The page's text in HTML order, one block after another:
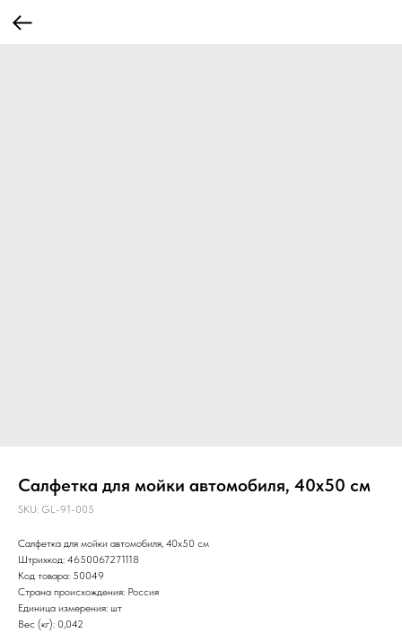
Салфетка для мойки автомобиля, 40х50 см
SKU: GL-91-005
Салфетка для мойки автомобиля, 40х50 см
Штрихкод: 4650067271118
Код товара: 50049
Страна происхождения: Россия
Единица измерения: шт
Вес (кг): 0,042